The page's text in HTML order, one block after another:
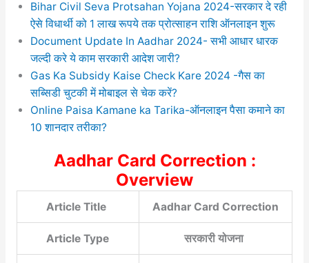
Bihar Civil Seva Protsahan Yojana 2024-सरकार दे रही
ऐसे विधार्थी को 1 लाख रूपये तक प्रोत्साहन राशि ऑनलाइन शुरू
Document Update In Aadhar 2024- सभी आधार धारक
जल्दी करे ये काम सरकारी आदेश जारी?
Gas Ka Subsidy Kaise Check Kare 2024 -गैस का
सब्सिडी चुटकी में मोबाइल से चेक करें?
Online Paisa Kamane ka Tarika-ऑनलाइन पैसा कमाने का
10 शानदार तरीका?
Aadhar Card Correction :
Overview
Article Title Aadhar Card Correction
Article Type सरकारी योजना